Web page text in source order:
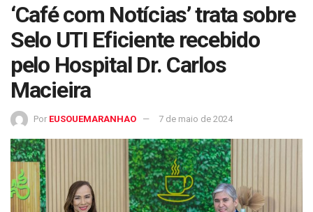
‘Café com Notícias’ trata sobre
Selo UTI Eficiente recebido
pelo Hospital Dr. Carlos
Macieira
Por EUSOUEMARANHAO 7 de maio de 2024